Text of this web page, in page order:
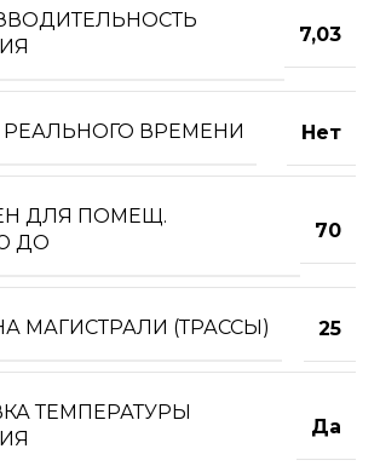
7,03
РЕАЛЬНОГО ВРЕМЕНИ Нет
ДЛЯ ПОМЕЩ.
ДО
70
МАГИСТРАЛИ (ТРАССЫ) 25
ТЕМПЕРАТУРЫ
Да